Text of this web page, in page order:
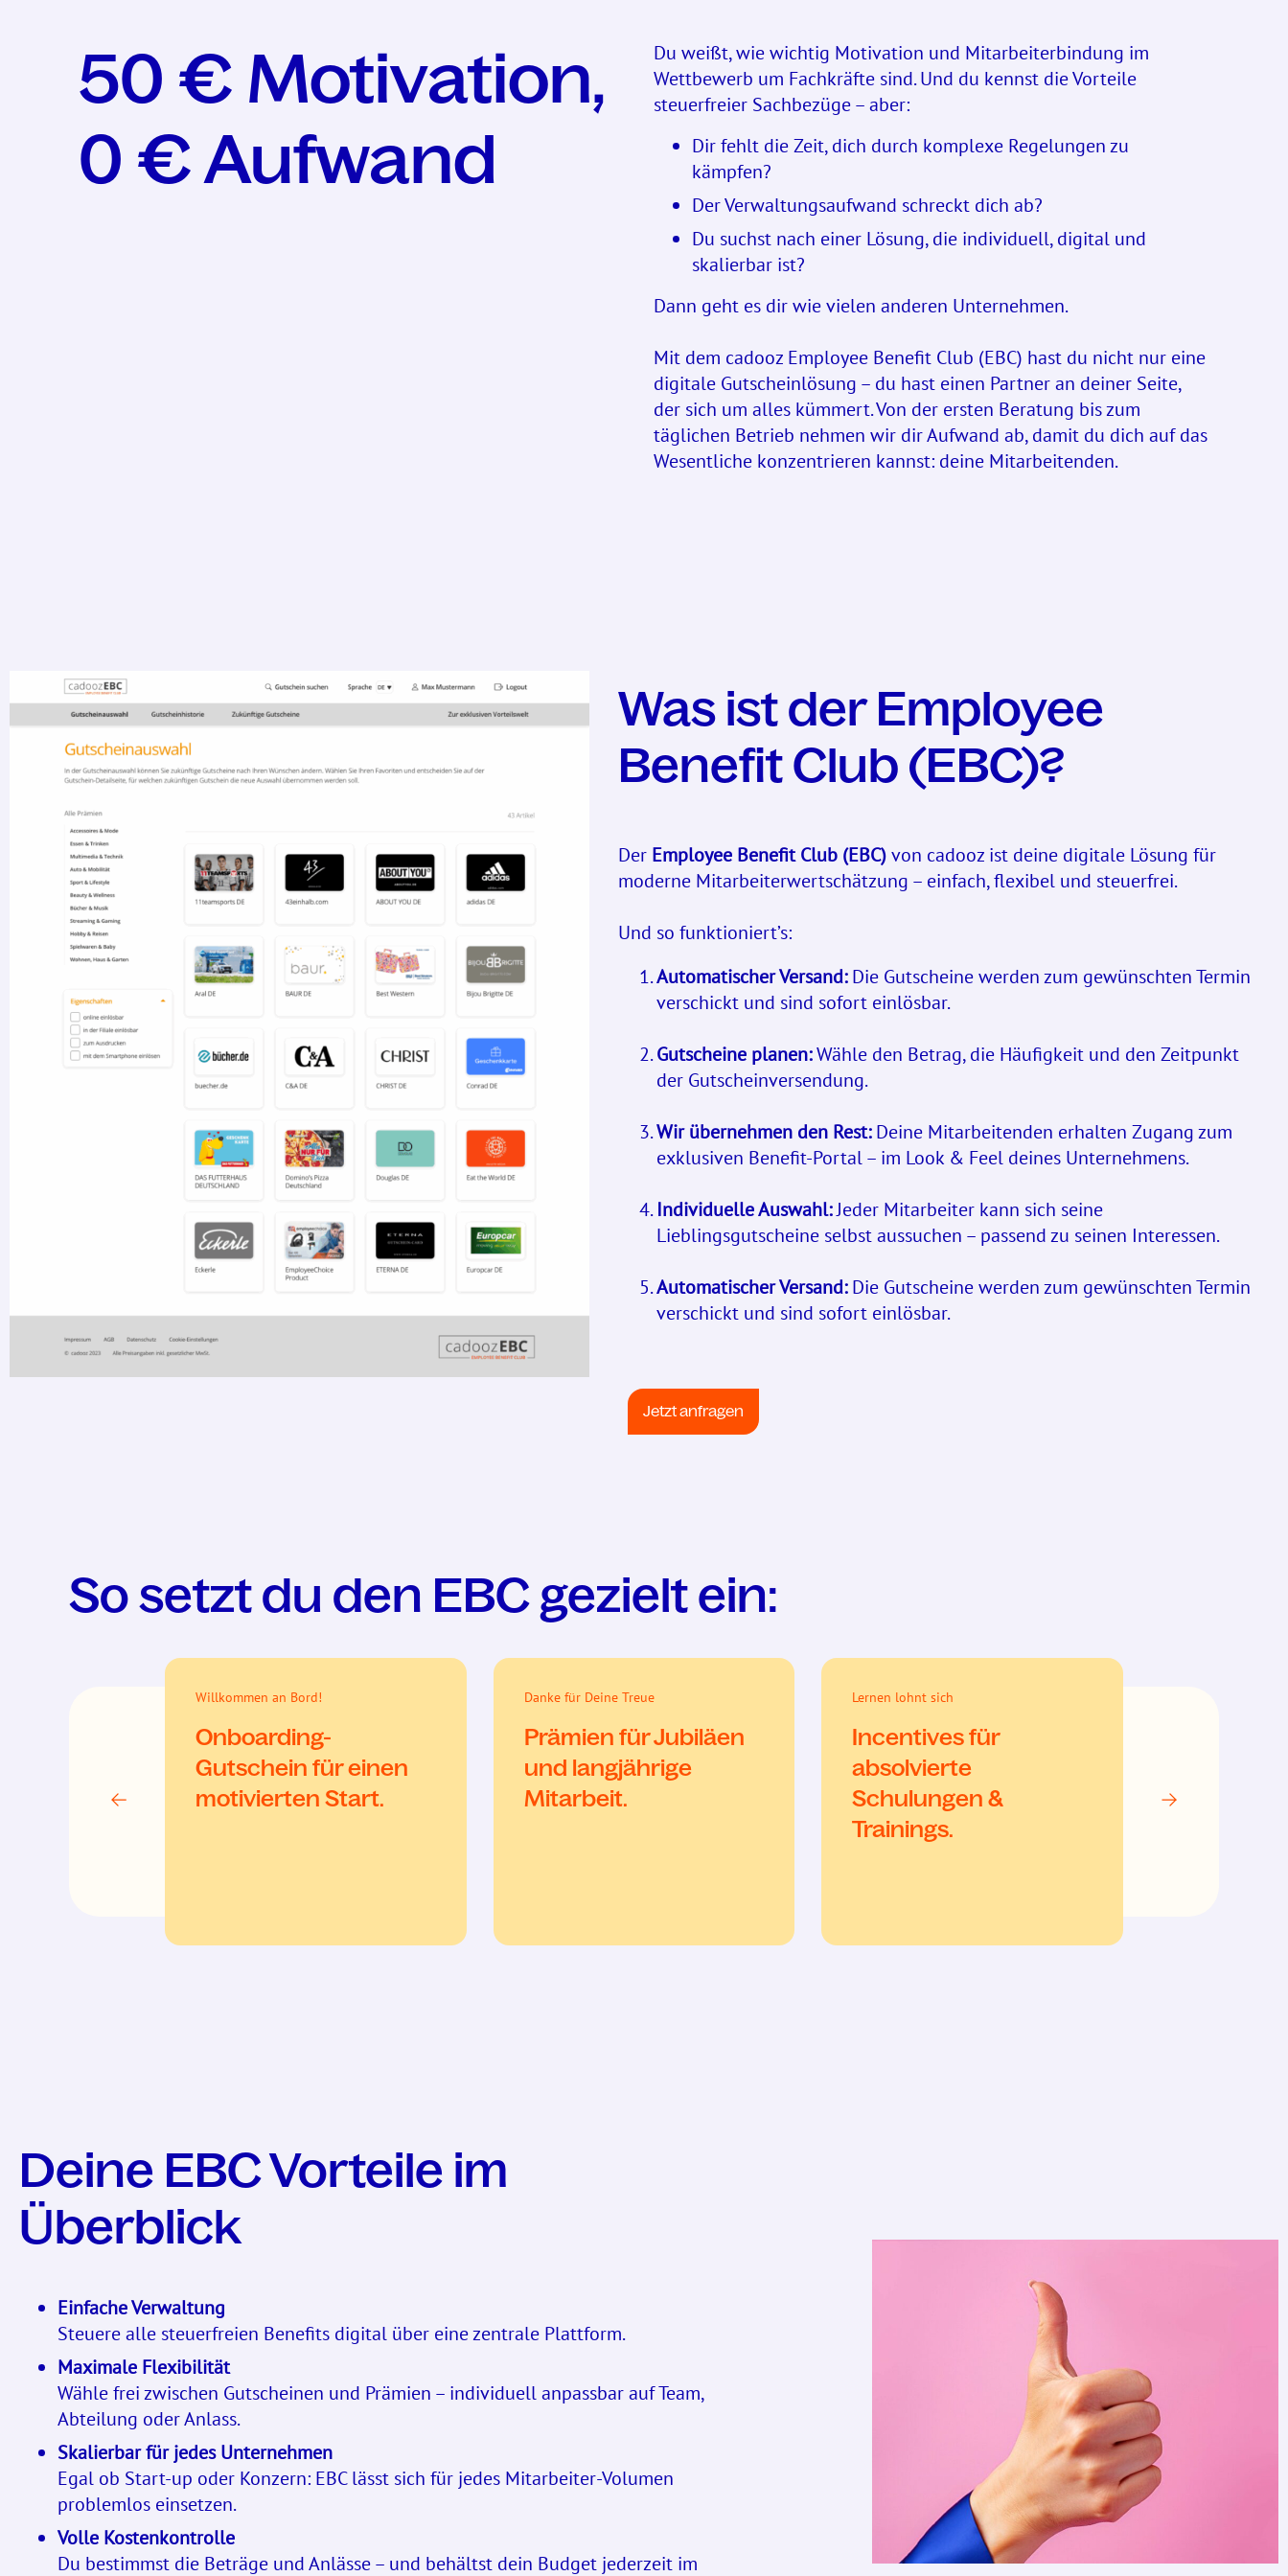
50 € Motivation,
0 € Aufwand
Du weißt, wie wichtig Motivation und Mitarbeiterbindung im
Wettbewerb um Fachkräfte sind. Und du kennst die Vorteile
steuerfreier Sachbezüge – aber:
Dir fehlt die Zeit, dich durch komplexe Regelungen zu
kämpfen?
Der Verwaltungsaufwand schreckt dich ab?
Du suchst nach einer Lösung, die individuell, digital und
skalierbar ist?
Dann geht es dir wie vielen anderen Unternehmen.
Mit dem cadooz Employee Benefit Club (EBC) hast du nicht nur eine
digitale Gutscheinlösung – du hast einen Partner an deiner Seite,
der sich um alles kümmert. Von der ersten Beratung bis zum
täglichen Betrieb nehmen wir dir Aufwand ab, damit du dich auf das
Wesentliche konzentrieren kannst: deine Mitarbeitenden.
Was ist der Employee
Benefit Club (EBC)?
Der Employee Benefit Club (EBC)von cadooz ist deine digitale Lösung für
moderne Mitarbeiterwertschätzung – einfach, flexibel und steuerfrei.
Und so funktioniert’s:
Automatischer Versand:Die Gutscheine werden zum gewünschten Termin
verschickt und sind sofort einlösbar.
Gutscheine planen:Wähle den Betrag, die Häufigkeit und den Zeitpunkt
der Gutscheinversendung.
Wir übernehmen den Rest:Deine Mitarbeitenden erhalten Zugang zum
exklusiven Benefit-Portal – im Look & Feel deines Unternehmens.
Individuelle Auswahl:Jeder Mitarbeiter kann sich seine
Lieblingsgutscheine selbst aussuchen – passend zu seinen Interessen.
Automatischer Versand:Die Gutscheine werden zum gewünschten Termin
verschickt und sind sofort einlösbar.
Jetzt anfragen
So setzt du den EBC gezielt ein:
Willkommen an Bord!
Onboarding-
Gutschein für einen
motivierten Start.
Danke für Deine Treue
Prämien für Jubiläen
und langjährige
Mitarbeit.
Lernen lohnt sich
Incentives für
absolvierte
Schulungen &
Trainings.
Deine EBC Vorteile im
Überblick
Einfache Verwaltung
Steuere alle steuerfreien Benefits digital über eine zentrale Plattform.
Maximale Flexibilität
Wähle frei zwischen Gutscheinen und Prämien – individuell anpassbar auf Team,
Abteilung oder Anlass.
Skalierbar für jedes Unternehmen
Egal ob Start-up oder Konzern: EBC lässt sich für jedes Mitarbeiter-Volumen
problemlos einsetzen.
Volle Kostenkontrolle
Du bestimmst die Beträge und Anlässe – und behältst dein Budget jederzeit im